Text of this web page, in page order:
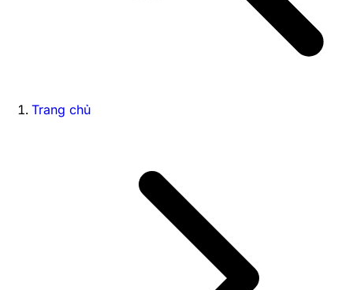
Trang chủ